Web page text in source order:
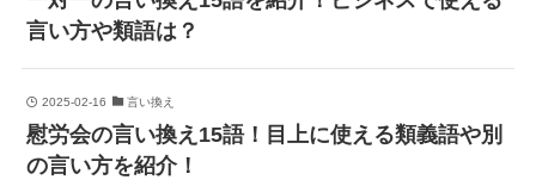
言い方や類語は？
2025-02-16 言い換え
慰労会の言い換え15語！目上に使える類義語や別
の言い方を紹介！